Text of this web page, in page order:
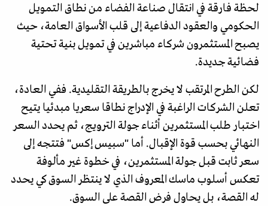
لحظة فارقة في انتقال صناعة الفضاء من نطاق التمويل
الحكومي والعقود الدفاعية إلى قلب الأسواق العامة، حيث
يصبح المستثمرون شركاء مباشرين في تمويل بنية تحتية
فضائية جديدة.
لكن الطرح المرتقب لا يخرج بالطريقة التقليدية. ففي العادة،
تعلن الشركات الراغبة في الإدراج نطاقا سعريا مبدئيا يتيح
اختبار طلب المستثمرين أثناء جولة الترويج، ثم يحدد السعر
النهائي بحسب قوة الإقبال. أما "سبيس إكس" فتتجه إلى
سعر ثابت قبل جولة المستثمرين، في خطوة غير مألوفة
تعكس أسلوب ماسك المعروف الذي لا ينتظر السوق كي يحدد
له القصة، بل يحاول فرض القصة على السوق.